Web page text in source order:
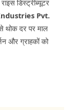
डिस्ट्रीब्यूटर
Pvt.
थोक दर पर माल
और ग्राहकों को